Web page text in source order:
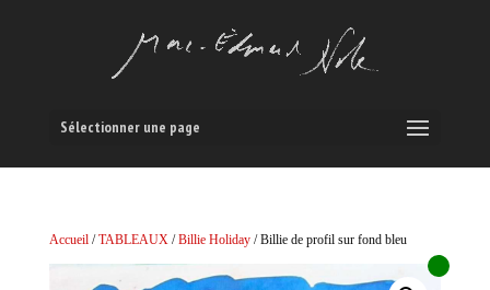
Sélectionner une page
Accueil/TABLEAUX/Billie Holiday/ Billie de profil sur fond bleu